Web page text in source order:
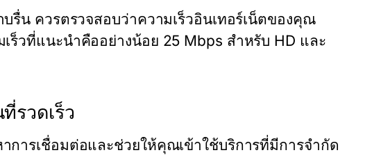
รื่น ควรตรวจสอบว่าความเร็วอินเทอร์เน็ตของคุณ
ร็วที่แนะนำคืออย่างน้อย 25 Mbps สำหรับ HD และ
รวดเร็ว
การเชื่อมต่อและช่วยให้คุณเข้าใช้บริการที่มีการจำกัด